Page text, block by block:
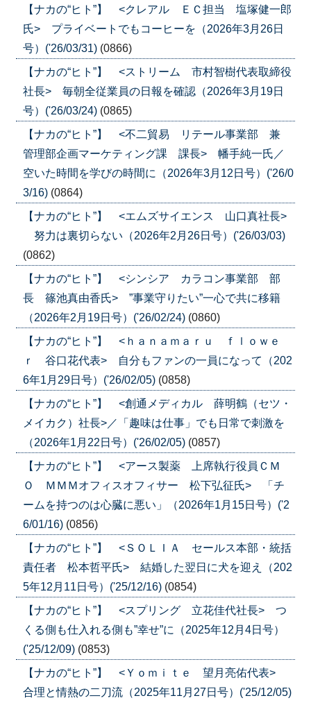
【ナカの“ヒト”】 <クレアル ＥＣ担当 塩塚健一郎
氏> プライベートでもコーヒーを（2026年3月26日
号）('26/03/31) (0866)
【ナカの“ヒト”】 <ストリーム 市村智樹代表取締役
社長> 毎朝全従業員の日報を確認（2026年3月19日
号）('26/03/24) (0865)
【ナカの“ヒト”】 <不二貿易 リテール事業部 兼
管理部企画マーケティング課 課長> 幡手純一氏／
空いた時間を学びの時間に（2026年3月12日号）('26/0
3/16) (0864)
【ナカの“ヒト”】 <エムズサイエンス 山口真社長>
努力は裏切らない（2026年2月26日号）('26/03/03)
(0862)
【ナカの“ヒト”】 <シンシア カラコン事業部 部
長 篠池真由香氏> ”事業守りたい”一心で共に移籍
（2026年2月19日号）('26/02/24) (0860)
【ナカの“ヒト”】 <ｈａｎａｍａｒｕ ｆｌｏｗｅ
ｒ 谷口花代表> 自分もファンの一員になって（202
6年1月29日号）('26/02/05) (0858)
【ナカの“ヒト”】 <創通メディカル 薛明鶴（セツ・
メイカク）社長>／「趣味は仕事」でも日常で刺激を
（2026年1月22日号）('26/02/05) (0857)
【ナカの“ヒト”】 <アース製薬 上席執行役員ＣＭ
Ｏ ＭＭＭオフィスオフィサー 松下弘征氏> 「チ
ームを持つのは心臓に悪い」（2026年1月15日号）('2
6/01/16) (0856)
【ナカの“ヒト”】 <ＳＯＬＩＡ セールス本部・統括
責任者 松本哲平氏> 結婚した翌日に犬を迎え（202
5年12月11日号）('25/12/16) (0854)
【ナカの“ヒト”】 <スプリング 立花佳代社長> つ
くる側も仕入れる側も”幸せ”に（2025年12月4日号）
('25/12/09) (0853)
【ナカの“ヒト”】 <Ｙｏｍｉｔｅ 望月亮佑代表>
合理と情熱の二刀流（2025年11月27日号）('25/12/05)